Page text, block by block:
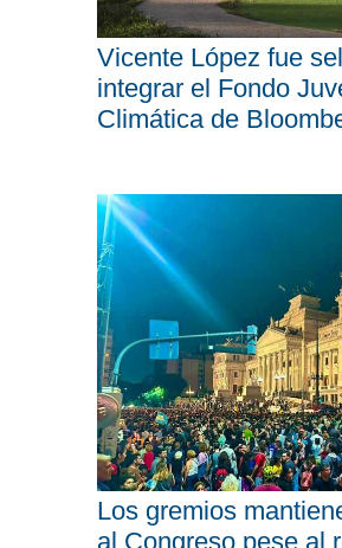
Vicente López fue
integrar el Fondo
Climática de
Los gremios
al Congreso pese al